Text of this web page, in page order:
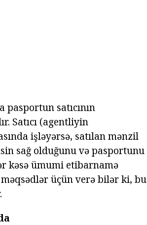
satıcının
Satıcı (agentliyin
işləyərsə, satılan mənzil
sağ olduğunu və pasportunu
kəsə ümumi etibarnamə
üçün verə bilər ki, bu